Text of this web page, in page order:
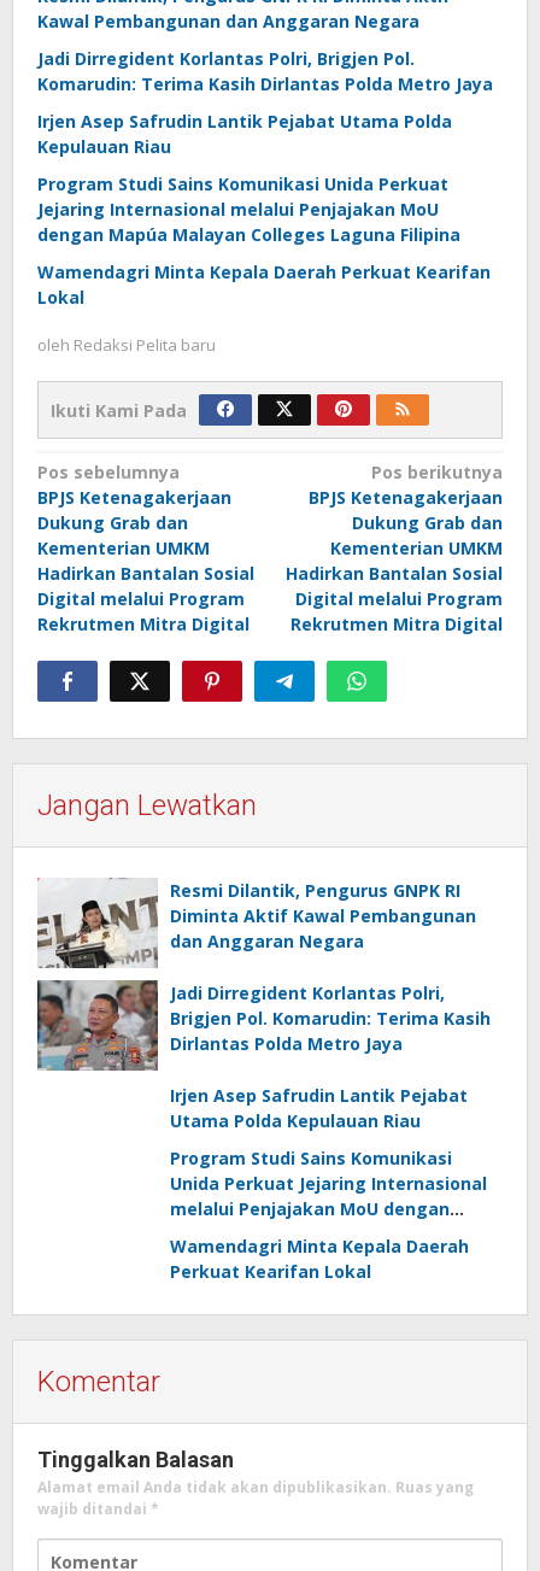
Kawal Pembangunan dan Anggaran Negara
Jadi Dirregident Korlantas Polri, Brigjen Pol.
Komarudin: Terima Kasih Dirlantas Polda Metro Jaya
Irjen Asep Safrudin Lantik Pejabat Utama Polda
Kepulauan Riau
Program Studi Sains Komunikasi Unida Perkuat
Jejaring Internasional melalui Penjajakan MoU
dengan Mapúa Malayan Colleges Laguna Filipina
Wamendagri Minta Kepala Daerah Perkuat Kearifan
Lokal
oleh Redaksi Pelita baru
Ikuti Kami Pada
Navigasi
pos
Pos sebelumnya
BPJS Ketenagakerjaan
Dukung Grab dan
Kementerian UMKM
Hadirkan Bantalan Sosial
Digital melalui Program
Rekrutmen Mitra Digital
Pos berikutnya
BPJS Ketenagakerjaan
Dukung Grab dan
Kementerian UMKM
Hadirkan Bantalan Sosial
Digital melalui Program
Rekrutmen Mitra Digital
Jangan Lewatkan
Resmi Dilantik, Pengurus GNPK RI
Diminta Aktif Kawal Pembangunan
dan Anggaran Negara
Jadi Dirregident Korlantas Polri,
Brigjen Pol. Komarudin: Terima Kasih
Dirlantas Polda Metro Jaya
Irjen Asep Safrudin Lantik Pejabat
Utama Polda Kepulauan Riau
Program Studi Sains Komunikasi
Unida Perkuat Jejaring Internasional
melalui Penjajakan MoU dengan
Filipina
Wamendagri Minta Kepala Daerah
Perkuat Kearifan Lokal
Komentar
Tinggalkan Balasan
Alamat email Anda tidak akan dipublikasikan. Ruas yang
wajib ditandai *